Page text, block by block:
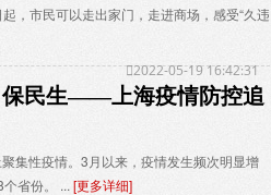
，市民可以走出家门，走进商场，感受“久违
2022-05-19 16:42:31
保民生——上海疫情防控追
性疫情。3月以来，疫情发生频次明显增
省份。 ... [更多详细]